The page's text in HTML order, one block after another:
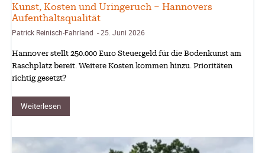
Kunst, Kosten und Uringeruch – Hannovers
Aufenthaltsqualität
Patrick Reinisch-Fahrland -25. Juni 2026
Hannover stellt 250.000 Euro Steuergeld für die Bodenkunst am
Raschplatz bereit. Weitere Kosten kommen hinzu. Prioritäten
richtig gesetzt?
Weiterlesen